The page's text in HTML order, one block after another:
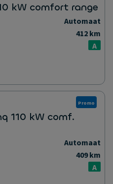
kW comfort range
Automaat
412 km
A
Promo
110 kW comf.
Automaat
409 km
A